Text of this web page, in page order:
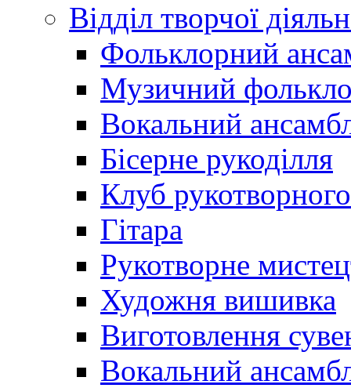
Відділ творчої
Фольклорний
Музичний
Вокальний
Бісерне рукоділля
Клуб
Гітара
Рукотворне
Художня вишивка
Виготовлення
Вокальний